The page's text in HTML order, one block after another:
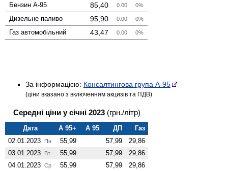
Бензин А-95 85,40 0.00 0%
Дизельне паливо 95,90 0.00 0%
Газ авто­мобільний 43,47 0.00 0%
За інформацією: Консалтингова група А-95
(ціни вказано з включенням акцизів та ПДВ)
Середні ціни у січні 2023 (грн./літр)
Дата А 95+ А 95 ДП
Газ
02.01.2023
Пн 55,99 57,99
29,86
03.01.2023
Вт 55,99 57,99
29,86
04.01.2023 Ср 55,99 57,99
29,86